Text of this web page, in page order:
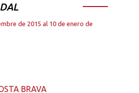
de 2015 al 10 de enero de